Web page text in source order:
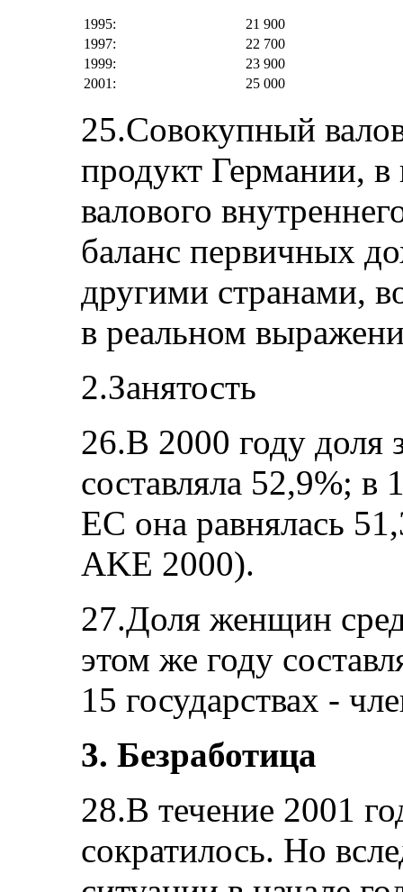
1995:
21 900
1997:
22 700
1999:
23 900
2001:
25 000
25.Совокупный
продукт Германии, в
валового
баланс первичных
другими странами,
в реальном
2.Занятость
26.В 2000 году доля
составляла 52,9%; в
ЕС она равнялась
AKE 2000).
27.Доля женщин
этом же году
15 государствах -
3. Безработица
28.В течение 2001
сократилось. Но